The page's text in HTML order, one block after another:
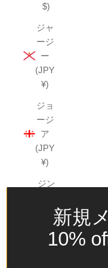
$)
ジャ
ージ
ー
(JPY
¥)
ジョ
ージ
ア
(JPY
¥)
ジン
(USD新規
10%